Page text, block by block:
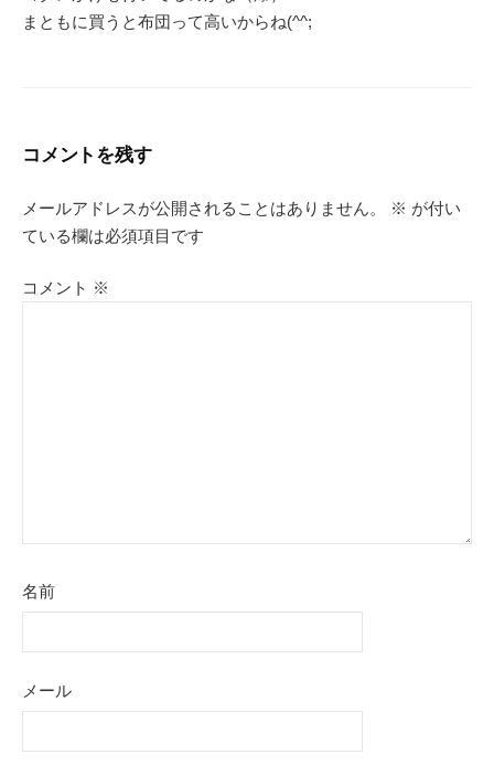
まともに買うと布団って高いからね(^^;
コメントを残す
メールアドレスが公開されることはありません。 ※ が付い
ている欄は必須項目です
コメント ※
名前
メール